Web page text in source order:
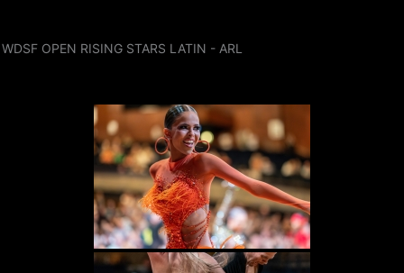
WDSF OPEN RISING STARS LATIN - ARL